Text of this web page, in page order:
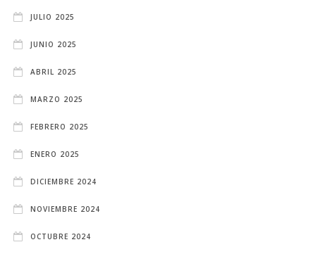
JULIO 2025
JUNIO 2025
ABRIL 2025
MARZO 2025
FEBRERO 2025
ENERO 2025
DICIEMBRE 2024
NOVIEMBRE 2024
OCTUBRE 2024